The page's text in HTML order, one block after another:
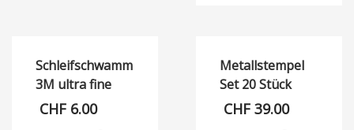
Schleifschwamm
3M ultra fine
CHF 6.00
Metallstempel
Set 20 Stück
CHF39.00